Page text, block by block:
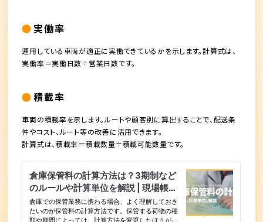
実働率
運用している車両が適正に実働できているかを示します。計算式は、
実働率＝実働日数÷営業日数です。
積載率
車両の積載率を示します。ルートや顧客別に算出することで、配送条
件やコスト、ルート等の改善に活用できます。
計算式は、積載率＝積載数量÷積載可能数量です。